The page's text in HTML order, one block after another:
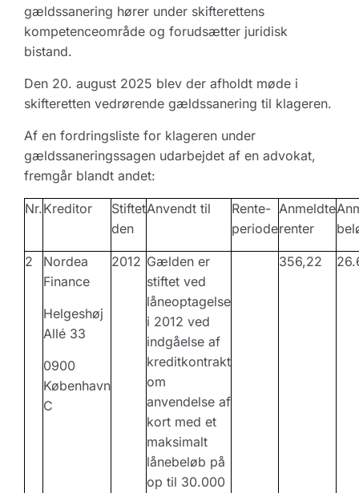
gældssanering hører under skifterettens
kompetenceområde og forudsætter juridisk
bistand.
Den 20. august 2025 blev der afholdt møde i
skifteretten vedrørende gældssanering til klageren.
Af en fordringsliste for klageren under
gældssaneringssagen udarbejdet af en advokat,
fremgår blandt andet:
Nr.Kreditor
Stiftet
den
Anvendt til
Rente-
periode
Anmeldte
renter
2
Nordea
Finance
Helgeshøj
Allé 33
0900
København
C
2012 Gælden er
stiftet ved
låneoptagelse
i 2012 ved
indgåelse af
kreditkontrakt
om
anvendelse af
kort med et
maksimalt
lånebeløb på
op til 30.000
356,22